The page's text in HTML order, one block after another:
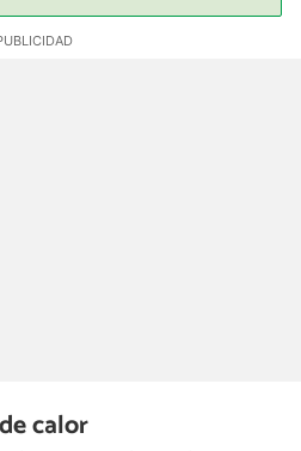
calor